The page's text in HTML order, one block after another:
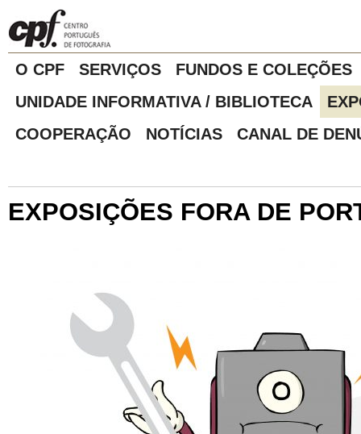
O CPF SERVIÇOS
FUNDOS E COLEÇÕES
UNIDADE INFORMATIVA / BIBLIOTECA
COOPERAÇÃO
NOTÍCIAS CANAL DE
EXPOSIÇÕES FORA DE